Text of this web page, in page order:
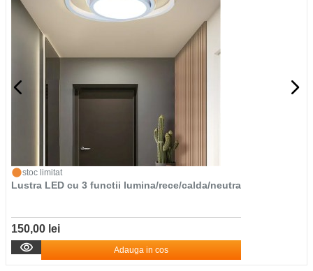
stoc limitat
Lustra LED cu 3 functii lumina/rece/calda/neutra
150,00 lei
Adauga in cos